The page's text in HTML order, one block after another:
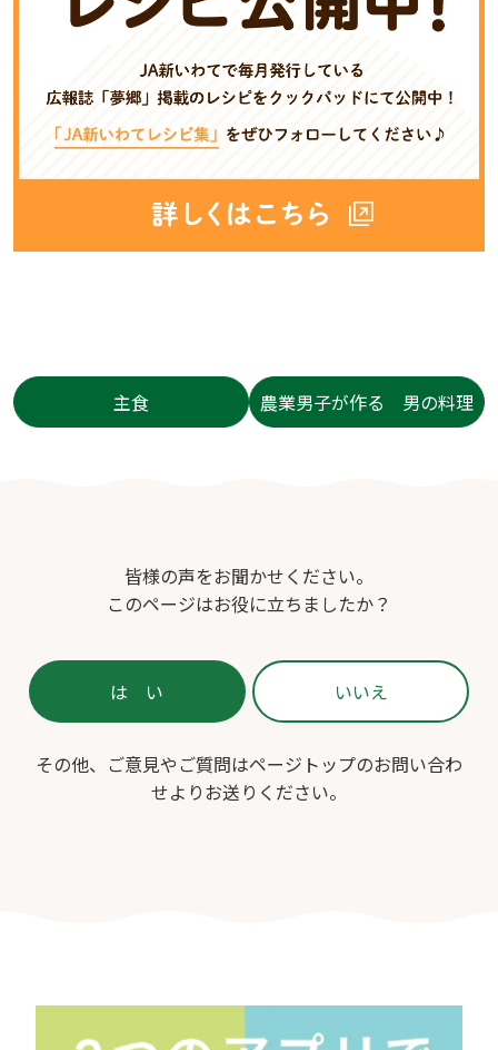
主食 農業男子が作る 男の料理
皆様の声をお聞かせください。
このページはお役に立ちましたか？
その他、ご意見やご質問はページトップのお問い合わ
せよりお送りください。